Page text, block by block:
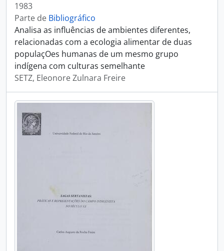
1983
Parte de Bibliográfico
Analisa as influências de ambientes diferentes,
relacionadas com a ecologia alimentar de duas
populaçOes humanas de um mesmo grupo
indígena com culturas semelhante
SETZ, Eleonore Zulnara Freire